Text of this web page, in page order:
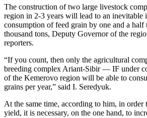
The construction of two large livestock
region in 2-3 years will lead to an inevitable
consumption of feed grain by one and a
thousand tons, Deputy Governor of the
reporters.
“If you count, then only the agricultural
breeding complex Ariant-Sibir — IF under
of the Kemerovo region will be able to
grains per year,” said I. Seredyuk.
At the same time, according to him, in order
yield, it is necessary, on the one hand, to